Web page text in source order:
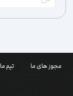
مجوز های ما تیم ما